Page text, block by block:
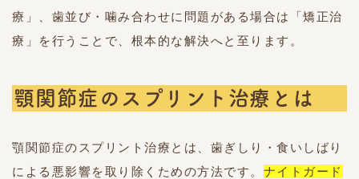
療」、歯並び・噛み合わせに問題がある場合は「矯正治
療」を行うことで、根本的な解決へと至ります。
顎関節症のスプリント治療とは
顎関節症のスプリント治療とは、歯ぎしり・食いしばり
による悪影響を取り除くための方法です。 ナイトガード